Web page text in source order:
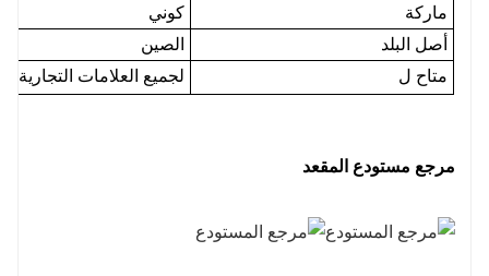
ماركة
كوني
أصل البلد
الصين
متاح ل
لجميع العلامات
مرجع مستودع المقعد